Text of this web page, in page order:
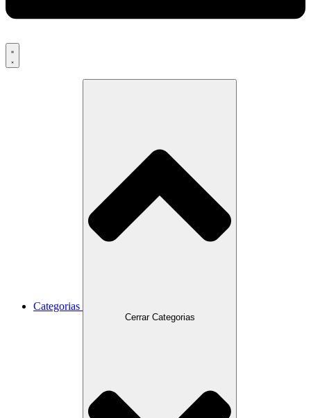
Categorias
Cerrar Categorias